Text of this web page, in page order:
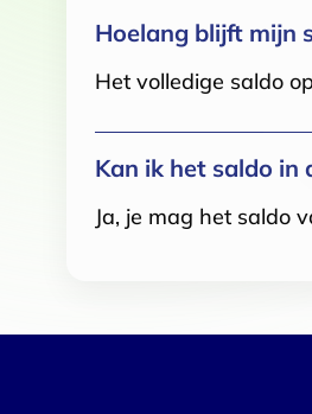
Hoelang blijft mijn
Het volledige saldo
Kan ik het saldo in
Ja, je mag het saldo